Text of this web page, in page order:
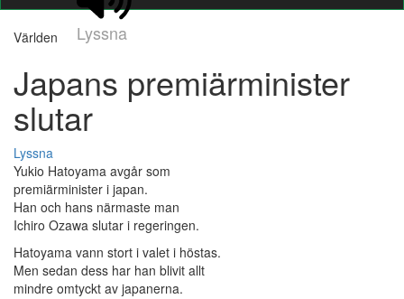
Lyssna
Världen
Japans premiärminister
slutar
Lyssna
Yukio Hatoyama avgår som
premiärminister i japan.
Han och hans närmaste man
Ichiro Ozawa slutar i regeringen.
Hatoyama vann stort i valet i höstas.
Men sedan dess har han blivit allt
mindre omtyckt av japanerna.